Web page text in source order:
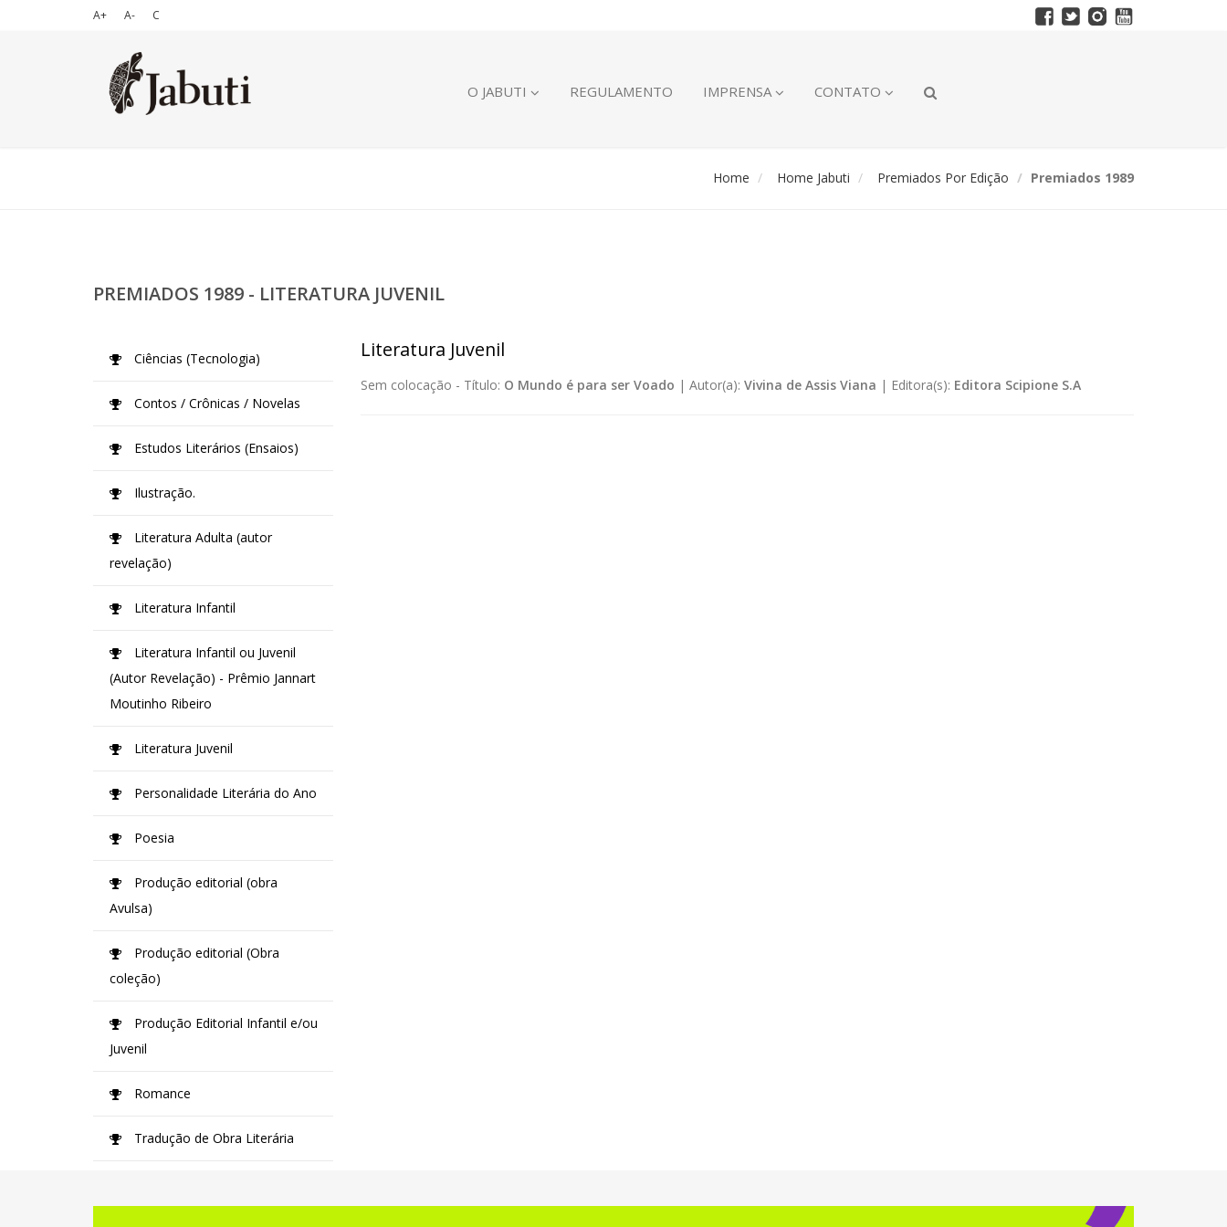
A+ A- C
O JABUTI REGULAMENTO IMPRENSA CONTATO
Home Home Jabuti Premiados Por Edição Premiados 1989
PREMIADOS 1989 - LITERATURA JUVENIL
Literatura Juvenil
Sem colocação - Título: O Mundo é para ser Voado | Autor(a): Vivina de Assis Viana | Editora(s): Editora Scipione S.A
Ciências (Tecnologia)
Contos / Crônicas / Novelas
Estudos Literários (Ensaios)
Ilustração.
Literatura Adulta (autor
revelação)
Literatura Infantil
Literatura Infantil ou Juvenil
(Autor Revelação) - Prêmio Jannart
Moutinho Ribeiro
Literatura Juvenil
Personalidade Literária do Ano
Poesia
Produção editorial (obra
Avulsa)
Produção editorial (Obra
coleção)
Produção Editorial Infantil e/ou
Juvenil
Romance
Tradução de Obra Literária